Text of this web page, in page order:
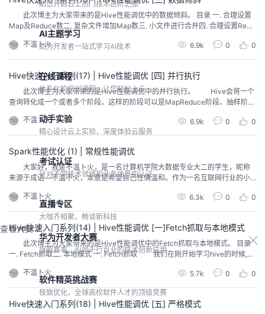
助您开启云上热门技术进阶之旅
AI主题学习
助力开发者一站式学习AI技术
在线课程
体系化的培训课程，让您轻松上云
动手实验
精心设计云上实验，深度体验云服务
考试认证
针对不同技术领域和业务场景的认证
直播专区
大咖齐相聚，畅谈新科技
查看大赛
华为开发者大赛
旗舰赛事，引领千行百业的技术创新应用
软件精英挑战赛
极致优化，全球高校软件人才的顶级竞赛
此次博主为大家带来的是Hive性能调优中的数据倾斜。 目录 一. 合理设置
Map及Reduce数二. 复杂文件增加Map数三. 小文件进行合并四. 合理设置Redu
ce数4.1 调整reduce个数方法一4.2 调整reduce个数方法二4.3 reduce个数并
不是越多越好 一. 合理设置Map及Reduce数 1.通常情况下，作业会...
不温卜火 6.9k 0 0
Hive快速入门系列(17) | Hive性能调优 [四] 并行执行
此次博主为大家带来的是Hive性能调优中的并行执行。 Hive会将一个
查询转化成一个或者多个阶段。这样的阶段可以是MapReduce阶段、抽样阶
段、合并阶段、limit阶段。或者Hive执行过程中可能需要的其他阶段。默认情
况下，Hive一次只会执行一个阶段。不过，某个特定的job可能包含众多的阶
段，而这些阶段可能并非完全互相依赖的，也就是说有些阶段是可以并...
不温卜火 6.9k 0 0
Spark性能优化 (1) | 常规性能调优
大家好，我是不温卜火，是一名计算机学院大数据专业大二的学生，昵称
来源于成语—不温不火，本意是希望自己性情温和。作为一名互联网行业的小
的错误希望能够帮助到很多和自己一样处于起步阶段的萌新。但由于水平有
限，博客中难免会有一些错误出现，有纰漏之处恳请各位大佬不吝赐教！暂时
只有csdn这一个平台，博客...
不温卜火 6.3k 0 0
Hive快速入门系列(14) | Hive性能调优 [一]Fetch抓取与本地模式
此次博主为大家带来的是Hive性能调优中的Fetch抓取与本地模式。 目录
一. Fetch抓取二. 本地模式 一. Fetch抓取 我们在刚开始学习hive的时候,都
句转换成MapReduce程序运行。 Fetch抓取是指， H i v e 中 对 某 些 情...
不温卜火 5.7k 0 0
Hive快速入门系列(18) | Hive性能调优 [五] 严格模式